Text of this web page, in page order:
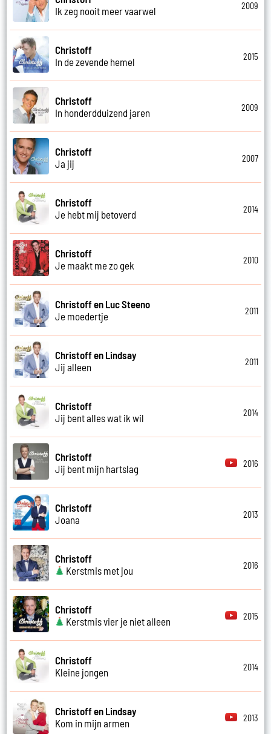
Ik zeg nooit meer vaarwel
2009
Christoff
In de zevende hemel
2015
Christoff
In honderdduizend jaren
2009
Christoff
Ja jij
2007
Christoff
Je hebt mij betoverd
2014
Christoff
Je maakt me zo gek
2010
Christoff en Luc Steeno
Je moedertje
2011
Christoff en Lindsay
Jij alleen
2011
Christoff
Jij bent alles wat ik wil
2014
Christoff
Jij bent mijn hartslag
2016
Christoff
Joana
2013
Christoff
Kerstmis met jou
2016
Christoff
Kerstmis vier je niet alleen
2015
Christoff
Kleine jongen
2014
Christoff en Lindsay
Kom in mijn armen
2013